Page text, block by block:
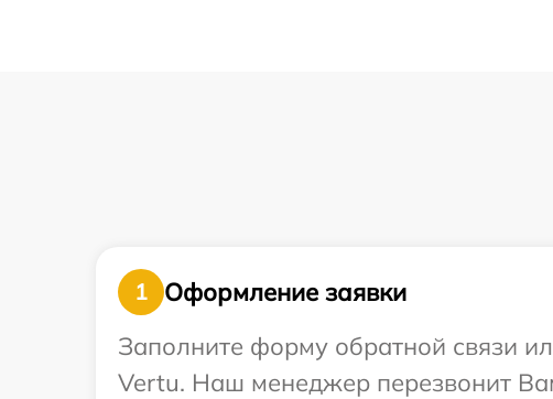
1
Оформление заявки
Заполните форму обратной связи
Vertu. Наш менеджер перезвонит